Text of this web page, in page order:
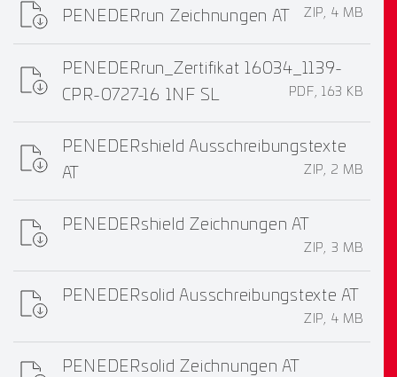
PENEDERrun Zeichnungen AT ZIP, 4 MB
PENEDERrun_Zertifikat 16034_1139-
CPR-0727-16 1NF SL
PDF, 163 KB
PENEDERshield Ausschreibungstexte
AT
ZIP, 2 MB
PENEDERshield Zeichnungen AT
ZIP, 3 MB
PENEDERsolid Ausschreibungstexte AT
ZIP, 4 MB
PENEDERsolid Zeichnungen AT